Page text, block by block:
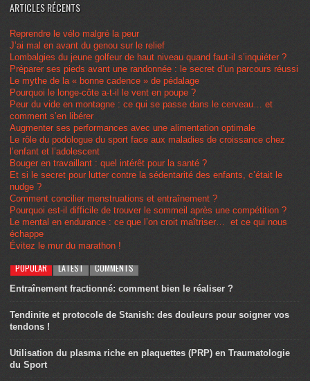
ARTICLES RÉCENTS
Reprendre le vélo malgré la peur
J’ai mal en avant du genou sur le relief
Lombalgies du jeune golfeur de haut niveau quand faut-il s’inquiéter ?
Préparer ses pieds avant une randonnée : le secret d’un parcours réussi
Le mythe de la « bonne cadence » de pédalage
Pourquoi le longe-côte a-t-il le vent en poupe ?
Peur du vide en montagne : ce qui se passe dans le cerveau… et
comment s’en libérer
Augmenter ses performances avec une alimentation optimale
Le rôle du podologue du sport face aux maladies de croissance chez
l’enfant et l’adolescent
Bouger en travaillant : quel intérêt pour la santé ?
Et si le secret pour lutter contre la sédentarité des enfants, c’était le
nudge ?
Comment concilier menstruations et entraînement ?
Pourquoi est-il difficile de trouver le sommeil après une compétition ?
Le mental en endurance : ce que l’on croit maîtriser… et ce qui nous
échappe
Évitez le mur du marathon !
POPULAR LATEST COMMENTS
Entraînement fractionné: comment bien le réaliser ?
Tendinite et protocole de Stanish: des douleurs pour soigner vos
tendons !
Utilisation du plasma riche en plaquettes (PRP) en Traumatologie
du Sport